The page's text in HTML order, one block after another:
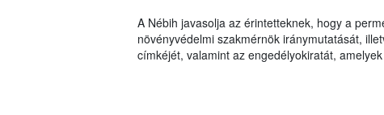
A Nébih javasolja az érintetteknek, hogy a
növényvédelmi szakmérnök iránymutatását,
címkéjét, valamint az engedélyokiratát,